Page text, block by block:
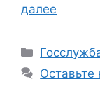
далее
Рубрики
Оставьте